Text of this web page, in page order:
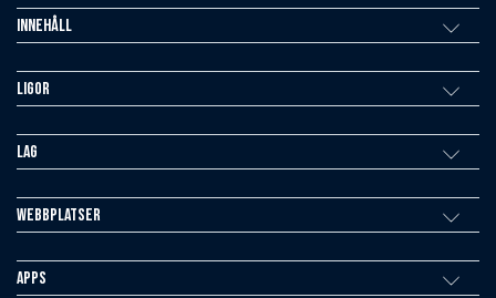
Innehåll
Ligor
Lag
Webbplatser
Apps